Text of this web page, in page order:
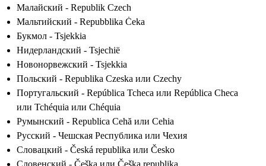
Малайский - Republik Czech
Мальтийский - Repubblika Ċeka
Букмол - Tsjekkia
Нидерландский - Tsjechië
Новонорвежский - Tsjekkia
Польский - Republika Czeska или Czechy
Португальский - República Tcheca или República Checa
или Tchéquia или Chéquia
Румынский - Republica Cehă или Cehia
Русский - Чешская Республика или Чехия
Словацкий - Česká republika или Česko
Словенский - Češka или Češka republika